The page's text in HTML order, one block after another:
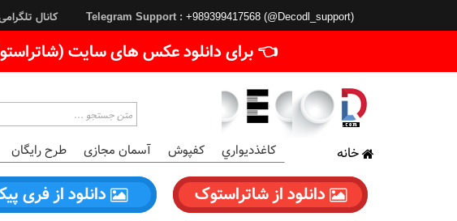
Telegram Support : +989399417568 (@Decodl_support) کانال
👈 برای دانلود عکس های سایت
خانه کاغذديواري کفپوش آسمان مجازی طرح رایگان
دانلود از شاتراستوک دانلود از فری